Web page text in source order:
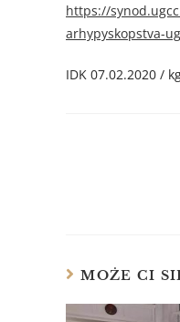
https://
arhypyskopstva-
IDK 07.02.2020 /
MOŻE CI